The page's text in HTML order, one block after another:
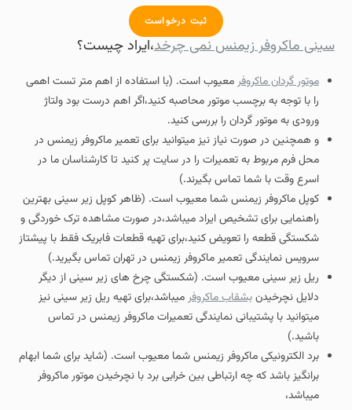
ثبت درخواست
سینی ماکروفر زیمنس نمی چرخد،ایراد چیست؟
موتور گردان ماکروفرمعیوب است. (با استفاده از اهم متر تست اهمی
را با توجه به برچسب موتور محاصبه کنید،اگر اهم درست بود ولتاژ
ورودی به موتور گردان را بررسی کنید.
و همچنین در صورت نیاز نیز میتوانید برای تعمیر ماکروفر زیمنس در
محل فرم مربوط به تعمیرات را در سایت پر کنید تا کارشناسان ما در
اسرع وقت با شما تماس بگیرند.)
کوپل ماکروفر زیمنس شما معیوب است. (ظاهر کوپل زیر سینی بهترین
راهنمایی برای تشخیص ایراد میباشد،در صورت مشاهده ترک خوردگی و
شکستگی قطعه را تعویض کنید،برای تهیه قطعات فابریک فقط با پیشتاز
سرویس نمایندگی تعمیر ماکروفر زیمنس در تهران تماس بگیرید.)
ریل زیر سینی معیوب است. (شکستگی چرخ های زیر سینی از دیگر
دلایل نچرخیدنبشقاب ماکروفرمیباشد،برای تهیه ریل زیر سینی نیز
میتوانید با پشتیبانی نمایندگی تعمیرات ماکروفر زیمنس در تماس
باشید.)
برد الکترونیکی ماکروفر زیمنس شما معیوب است. (شاید برای شما ابهام
برانگیز باشد که چه ارتباطی بین خرابی برد با نچرخیدن موتور ماکروفر
میباشد،